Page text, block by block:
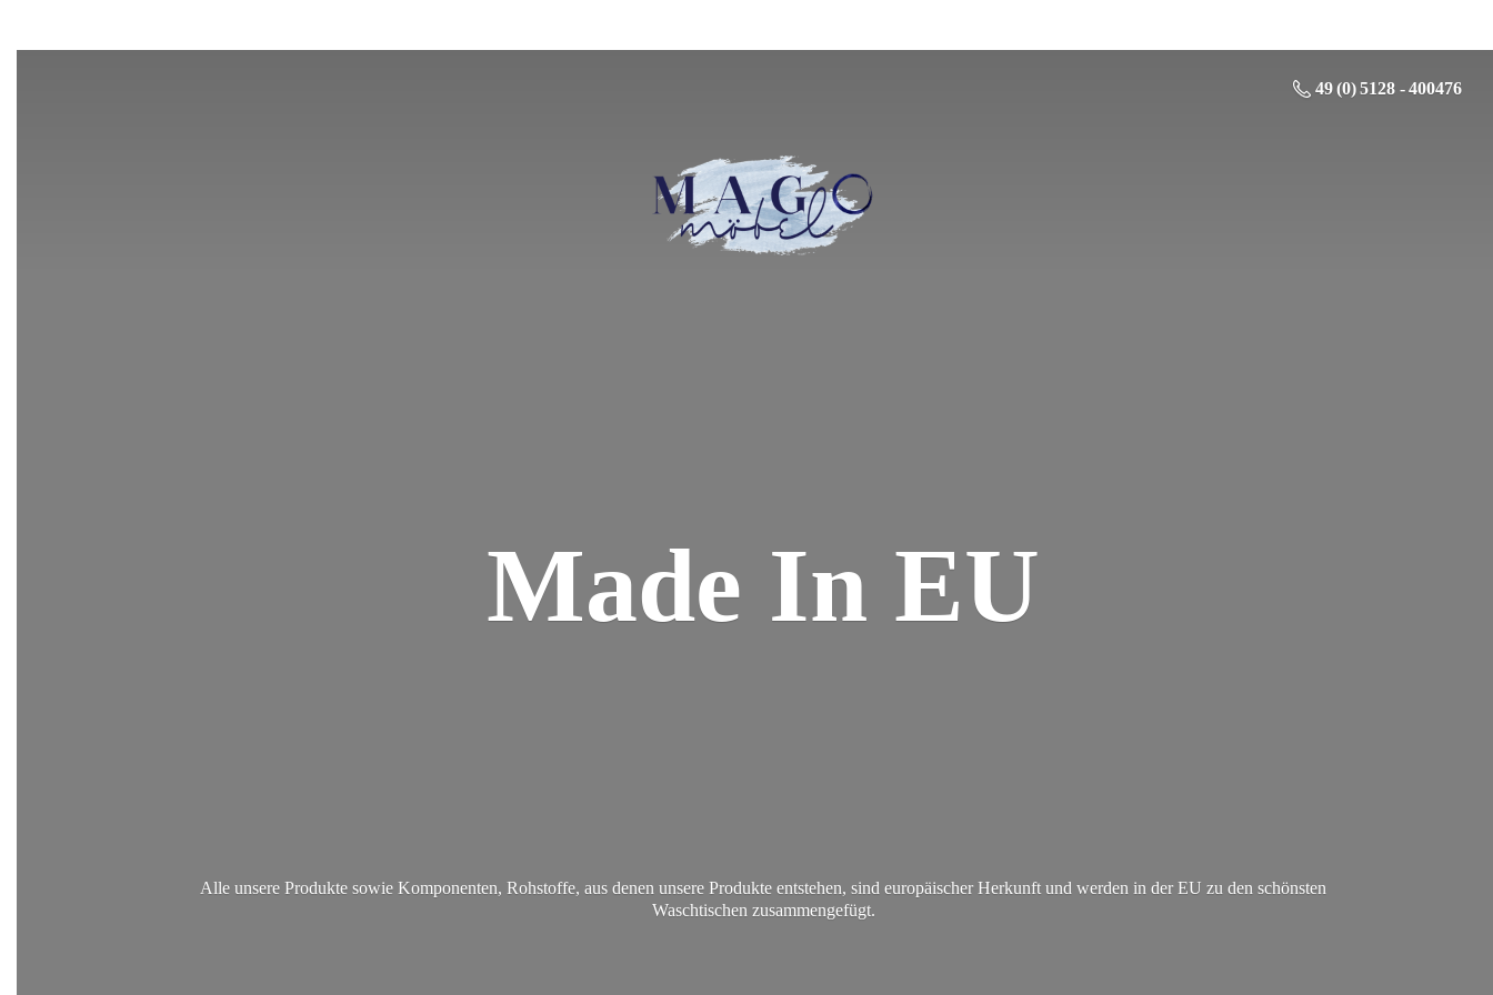
49 (0) 5128 - 400476
Made In EU
Alle unsere Produkte sowie Komponenten, Rohstoffe, aus denen unsere Produkte entstehen, sind europäischer Herkunft und werden in der EU zu den schönsten
Waschtischen zusammengefügt.